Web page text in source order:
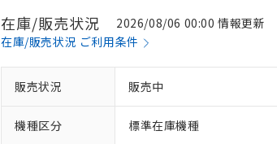
在庫/販売状況
2026/08/06 00:00 情報更新
在庫/販売状況 ご利用条件
販売状況 販売中
機種区分 標準在庫機種